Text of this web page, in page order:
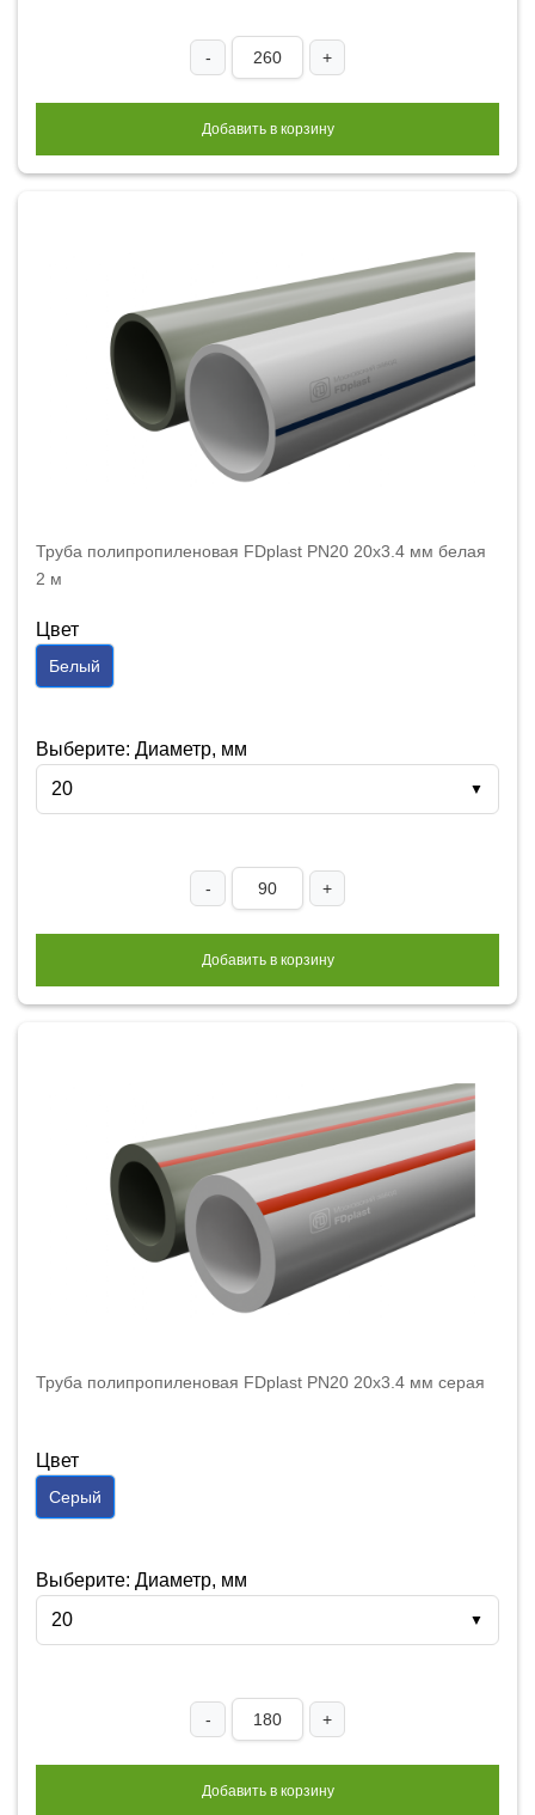
- +
Добавить в корзину
Труба полипропиленовая FDplast PN20 20x3.4 мм белая
2 м
Цвет
Белый
Выберите: Диаметр, мм
20
▼
- +
Добавить в корзину
Труба полипропиленовая FDplast PN20 20x3.4 мм серая
Цвет
Серый
Выберите: Диаметр, мм
20
▼
- +
Добавить в корзину